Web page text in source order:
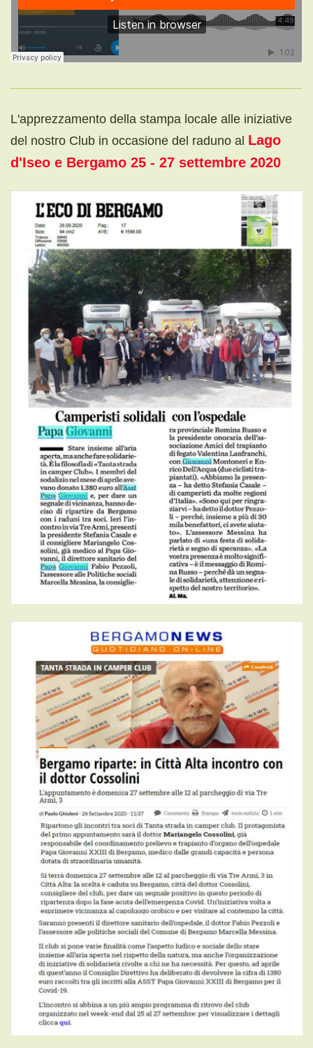
L'apprezzamento della stampa locale alle iniziative
del nostro Club in occasione del raduno al Lago
d'Iseo e Bergamo 25 - 27 settembre 2020